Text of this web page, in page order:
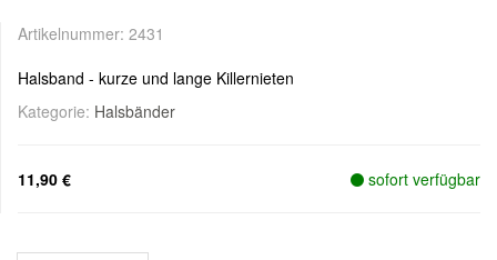
Artikelnummer: 2431
Halsband - kurze und lange Killernieten
Kategorie: Halsbänder
11,90 € sofort verfügbar